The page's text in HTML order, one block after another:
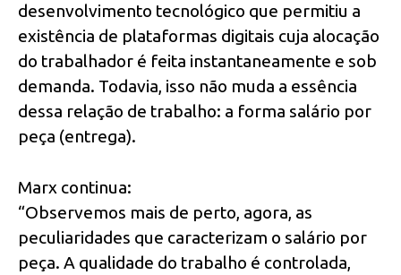
desenvolvimento tecnológico que permitiu a
existência de plataformas digitais cuja alocação
do trabalhador é feita instantaneamente e sob
demanda. Todavia, isso não muda a essência
dessa relação de trabalho: a forma salário por
peça (entrega).
Marx continua:
“Observemos mais de perto, agora, as
peculiaridades que caracterizam o salário por
peça. A qualidade do trabalho é controlada,